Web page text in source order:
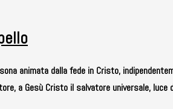
animata dalla fede in Cristo,
a Gesù Cristo il salvatore universale, luce